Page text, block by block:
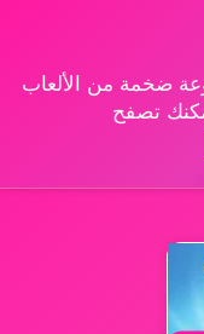
ضخمة من الألعاب
تصفح